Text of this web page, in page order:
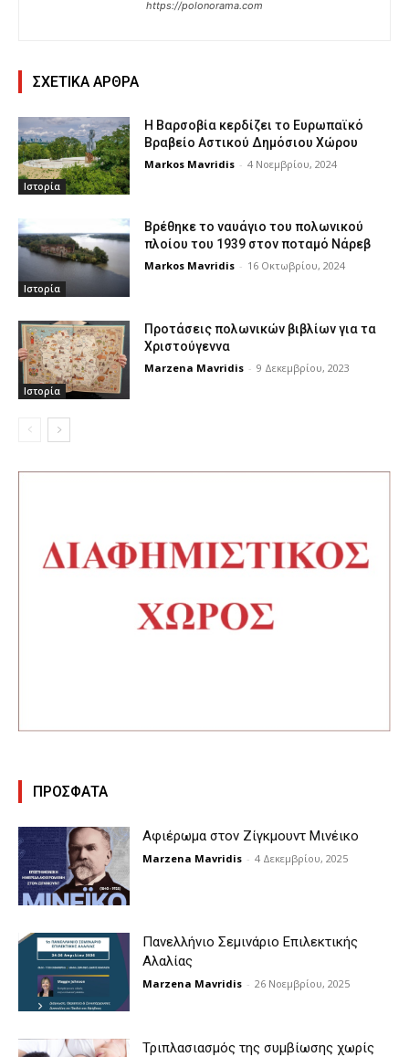
https://polonorama.com
ΣΧΕΤΙΚΑ ΑΡΘΡΑ
Ιστορία
Η Βαρσοβία κερδίζει το Ευρωπαϊκό
Βραβείο Αστικού Δημόσιου Χώρου
Markos Mavridis - 4 Νοεμβρίου, 2024
Ιστορία
Βρέθηκε το ναυάγιο του πολωνικού
πλοίου του 1939 στον ποταμό Νάρεβ
Markos Mavridis - 16 Οκτωβρίου, 2024
Ιστορία
Προτάσεις πολωνικών βιβλίων για τα
Χριστούγεννα
Marzena Mavridis - 9 Δεκεμβρίου, 2023
ΠΡΟΣΦΑΤΑ
Αφιέρωμα στον Ζίγκμουντ Μινέικο
Marzena Mavridis - 4 Δεκεμβρίου, 2025
Πανελλήνιο Σεμινάριο Επιλεκτικής
Αλαλίας
Marzena Mavridis - 26 Νοεμβρίου, 2025
Τριπλασιασμός της συμβίωσης χωρίς